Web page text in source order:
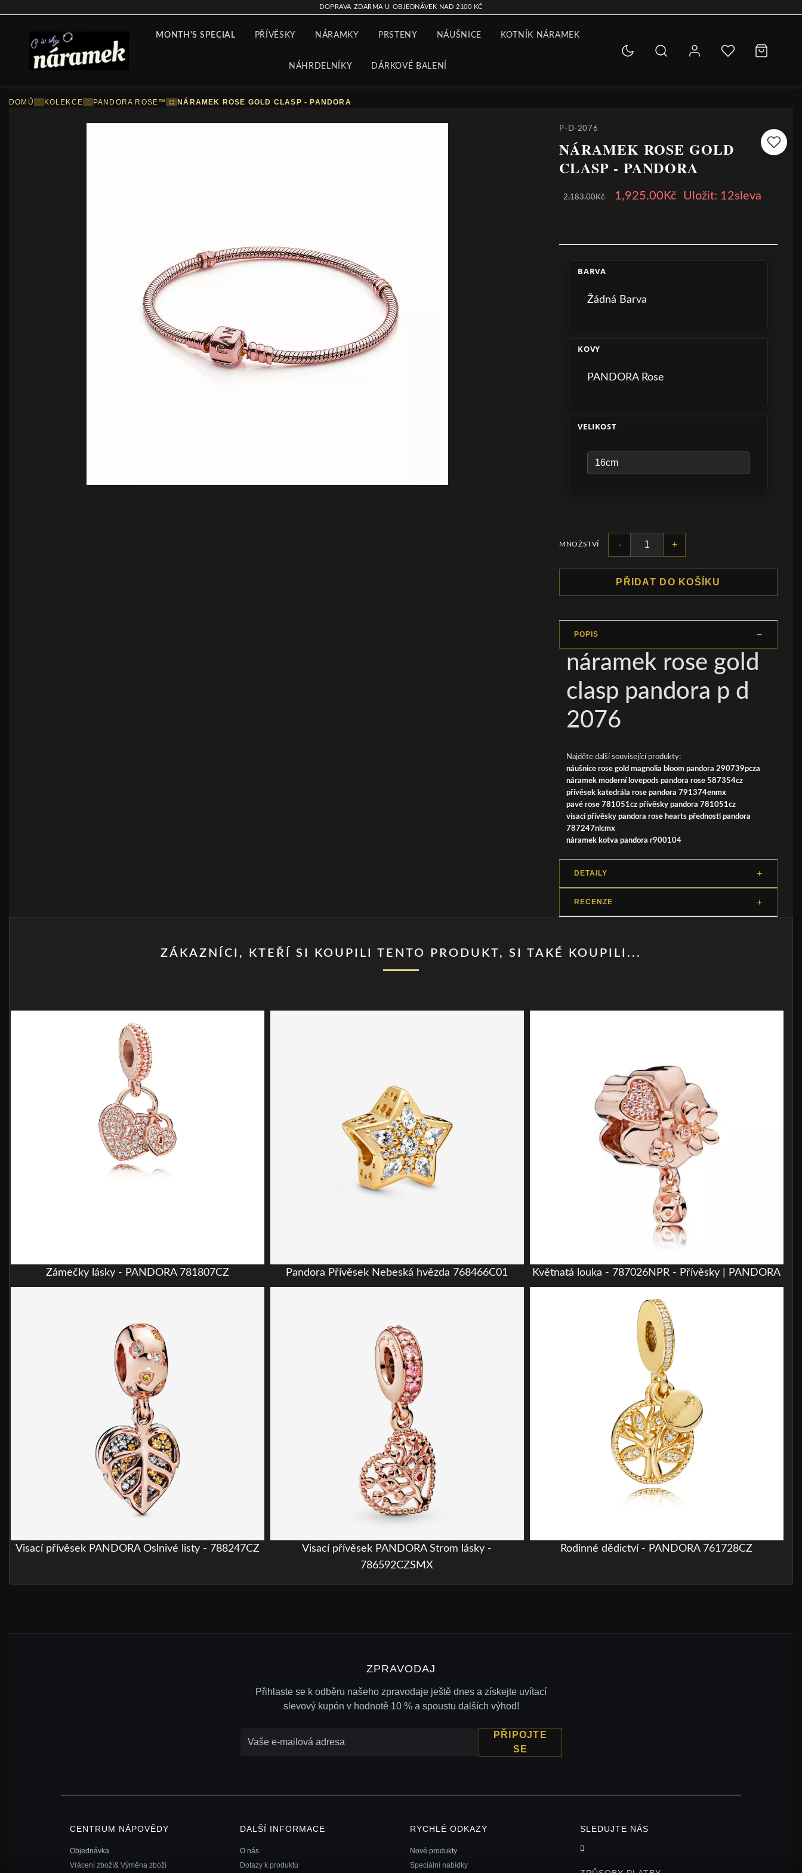
DOPRAVA ZDARMA U OBJEDNÁVEK NAD 2100 KČ
MONTH'S SPECIAL PŘÍVĚSKY NÁRAMKY PRSTENY NÁUŠNICE KOTNÍK NÁRAMEK
NÁHRDELNÍKY DÁRKOVÉ BALENÍ
DOMŮ :: KOLEKCE :: PANDORA ROSE™ :: NÁRAMEK ROSE GOLD CLASP - PANDORA
P-D-2076
NÁRAMEK ROSE GOLD
CLASP - PANDORA
2,183.00Kč 1,925.00Kč Uložit: 12sleva
BARVA
Žádná Barva
KOVY
PANDORA Rose
VELIKOST
MNOŽSTVÍ - +
PŘIDAT DO KOŠÍKU
POPIS
náramek rose gold
clasp pandora p d
2076
Najděte další související produkty:
náušnice rose gold magnolia bloom pandora 290739pcza
náramek moderní lovepods pandora rose 587354cz
přívěsek katedrála rose pandora 791374enmx
pavé rose 781051cz přívěsky pandora 781051cz
visací přívěsky pandora rose hearts přednosti pandora
787247nlcmx
náramek kotva pandora r900104
DETAILY
RECENZE
ZÁKAZNÍCI, KTEŘÍ SI KOUPILI TENTO PRODUKT, SI TAKÉ KOUPILI...
Zámečky lásky - PANDORA 781807CZ Pandora Přívěsek Nebeská hvězda 768466C01 Květnatá louka - 787026NPR - Přívěsky | PANDORA
Visací přívěsek PANDORA Oslnivé listy - 788247CZ
Visací přívěsek PANDORA Strom lásky -
786592CZSMX
Rodinné dědictví - PANDORA 761728CZ
ZPRAVODAJ
Přihlaste se k odběru našeho zpravodaje ještě dnes a získejte uvítací
slevový kupón v hodnotě 10 % a spoustu dalších výhod!
PŘIPOJTE
SE
CENTRUM NÁPOVĚDY
Objednávka
Vrácení zboží& Výměna zboží
DALŠÍ INFORMACE
O nás
Dotazy k produktu
RYCHLÉ ODKAZY
Nové produkty
Speciální nabídky
SLEDUJTE NÁS